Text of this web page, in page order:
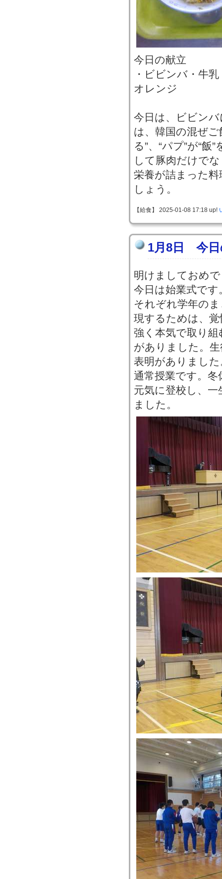
今日の献立
・ビビンバ・牛
オレンジ
今日は、ビビン
は、韓国の混ぜ
る”、“パプ”が“飯
して豚肉だけで
栄養が詰まった
しょう。
【給食】 2025-01-08 17:18 up!
1月8日 今日
明けましておめ
今日は始業式で
それぞれ学年の
現するためは、
強く本気で取り
がありました。
表明がありまし
通常授業です。
元気に登校し、
ました。